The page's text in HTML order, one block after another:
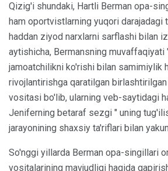
Qizig'i shundaki, Hartli Berman opa-
ham oportvistlarning yuqori darajadagi
haddan ziyod narxlarni sarflashi bilan
aytishicha, Bermansning
jamoatchilikni ko'rishi bilan samimiylik
rivojlantirishga qaratilgan
vositasi bo'lib, ularning veb-saytidagi
Jeniferning betaraf sezgi " uning
jarayonining shaxsiy ta'riflari bilan
So'nggi yillarda Berman opa-singillari
vositalarining mavjudligi haqida